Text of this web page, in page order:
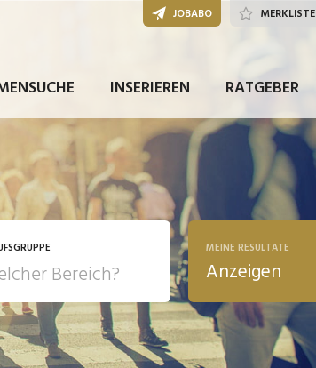
INSERIEREN RATGEBER
JOBABO MERKLISTE
Design, Soziale
MEINE RESULTATE
Anzeigen